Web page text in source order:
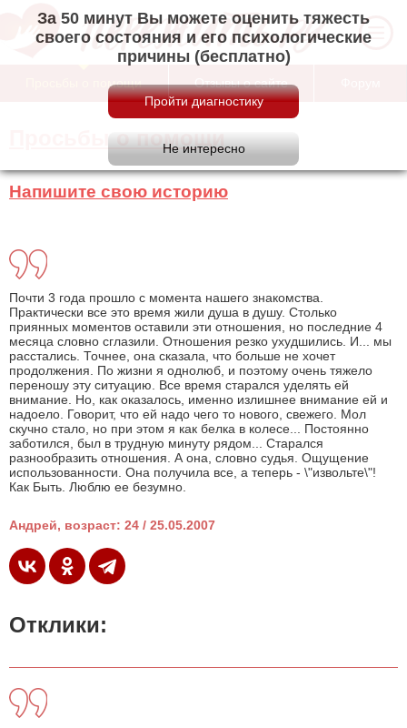
За 50 минут Вы можете оценить тяжесть
своего состояния и его психологические
причины (бесплатно)
Просьбы о помощи Отзывы о сайте
Просьбы о помощи
Напишите свою историю
Почти 3 года прошло с момента нашего знакомства.
Практически все это время жили душа в душу. Столько
приянных моментов оставили эти отношения, но последние 4
месяца словно сглазили. Отношения резко ухудшились. И... мы
расстались. Точнее, она сказала, что больше не хочет
продолжения. По жизни я однолюб, и поэтому очень тяжело
переношу эту ситуацию. Все время старался уделять ей
внимание. Но, как оказалось, именно излишнее внимание ей и
надоело. Говорит, что ей надо чего то нового, свежего. Мол
скучно стало, но при этом я как белка в колесе... Постоянно
заботился, был в трудную минуту рядом... Старался
разнообразить отношения. А она, словно судья. Ощущение
использованности. Она получила все, а теперь - \"извольте\"!
Как Быть. Люблю ее безумно.
Андрей, возраст: 24 / 25.05.2007
Отклики: